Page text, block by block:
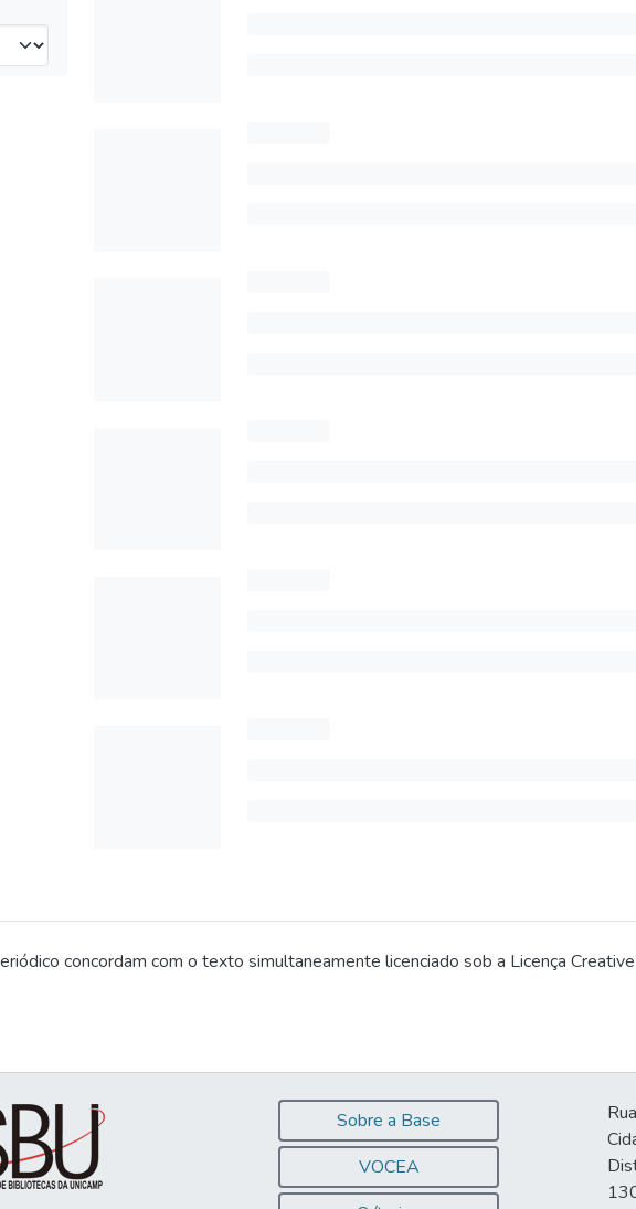
concordam com o texto simultaneamente licenciado sob a Licença
Sobre a Base
VOCEA